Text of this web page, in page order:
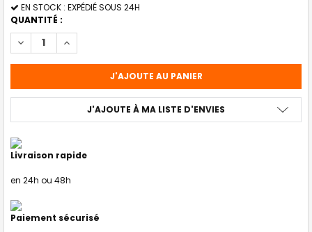
STOCK
ACTUEL
:
EN STOCK : EXPÉDIÉ SOUS 24H
QUANTITÉ :
DIMINUER LA QUANTITÉ DE COLORATION CRAZY COLOR
AUGMENTER LA QUANTITÉ DE COLORATION CRAZY
J'AJOUTE À MA LISTE D'ENVIES
Livraison rapide
en 24h ou 48h
Paiement sécurisé